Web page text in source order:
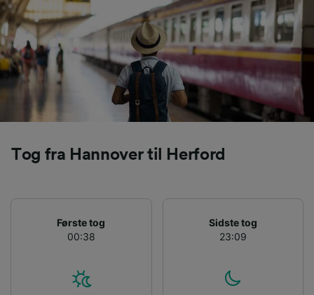
Tog fra Hannover til Herford
Første tog
00:38
Sidste tog
23:09
sporingsformål, hvis du har bedt os om ikke at
spore dig.
Vi og vores partnere behandler data for at
levere:
Bruge præcise geografiske
placeringsoplysninger. Aktivt scanne
enhedskarakteristika til identifikation.
annoncerings- og indholdsmåling,